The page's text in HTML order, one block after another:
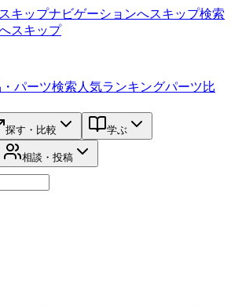
キップナビゲーションへスキップ検索
スキップ
パーツ検索 人気ランキングパーツ比
探す・比較 学ぶ
相談・投稿